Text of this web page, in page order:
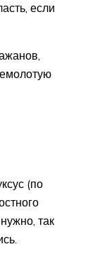
если
(по
так